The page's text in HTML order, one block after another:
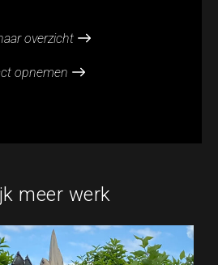
overzicht
opnemen
meer werk